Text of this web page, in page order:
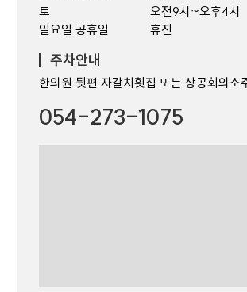
토
일요일 공휴일
오전9시~오후4시
휴진
주차안내
한의원 뒷편 자갈치횟집 또는 상공회의소
054-273-1075